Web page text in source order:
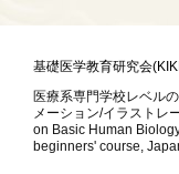
基礎医学教育研究会
医療系専門学校レベル
メーション/イラストレ
on Basic Human
beginners' course,